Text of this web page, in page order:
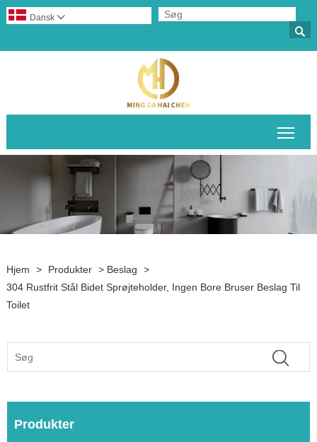

Dansk 
Hjem > Produkter > Beslag
>
304 Rustfrit Stål Bidet Sprøjteholder, Ingen Bore Bruser Beslag Til
Toilet
Produkter